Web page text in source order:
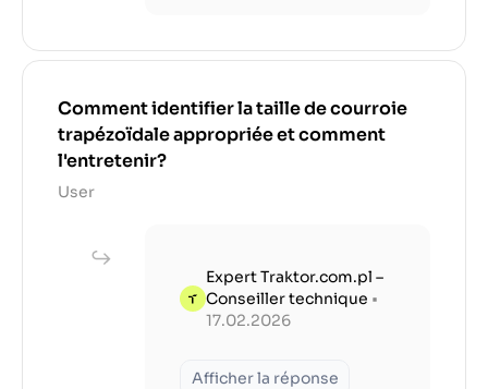
Comment identifier la taille de courroie
trapézoïdale appropriée et comment
l'entretenir?
User
Expert Traktor.com.pl –
Conseiller technique •
17.02.2026
Afficher la réponse